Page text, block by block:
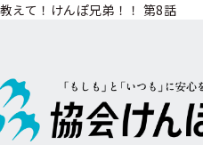
教えて！けんぽ兄弟！！ 第8話